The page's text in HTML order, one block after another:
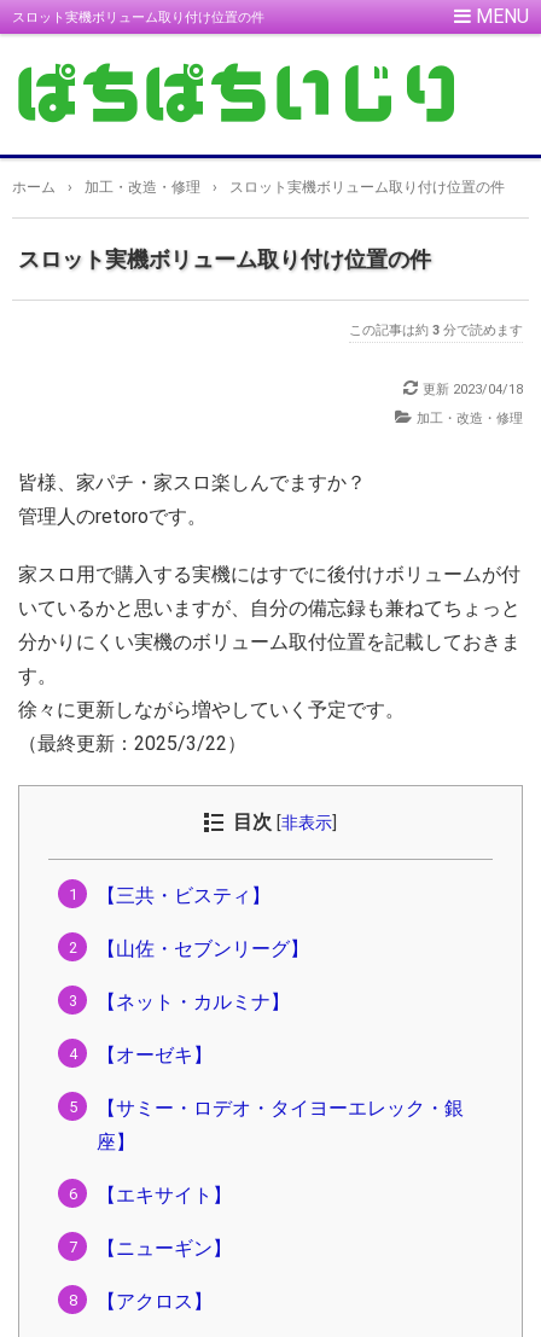
スロット実機ボリューム取り付け位置の件
ホーム › 加工・改造・修理 › スロット実機ボリューム取り付け位置の件
スロット実機ボリューム取り付け位置の件
この記事は約 3 分で読めます
更新 2023/04/18
加工・改造・修理
皆様、家パチ・家スロ楽しんでますか？
管理人のretoroです。
家スロ用で購入する実機にはすでに後付けボリュームが付
いているかと思いますが、自分の備忘録も兼ねてちょっと
分かりにくい実機のボリューム取付位置を記載しておきま
す。
徐々に更新しながら増やしていく予定です。
（最終更新：2025/3/22）
目次 [非表示
【三共・ビスティ】
【山佐・セブンリーグ】
【ネット・カルミナ】
【オーゼキ】
【サミー・ロデオ・タイヨーエレック・銀
座】
【エキサイト】
【ニューギン】
【アクロス】